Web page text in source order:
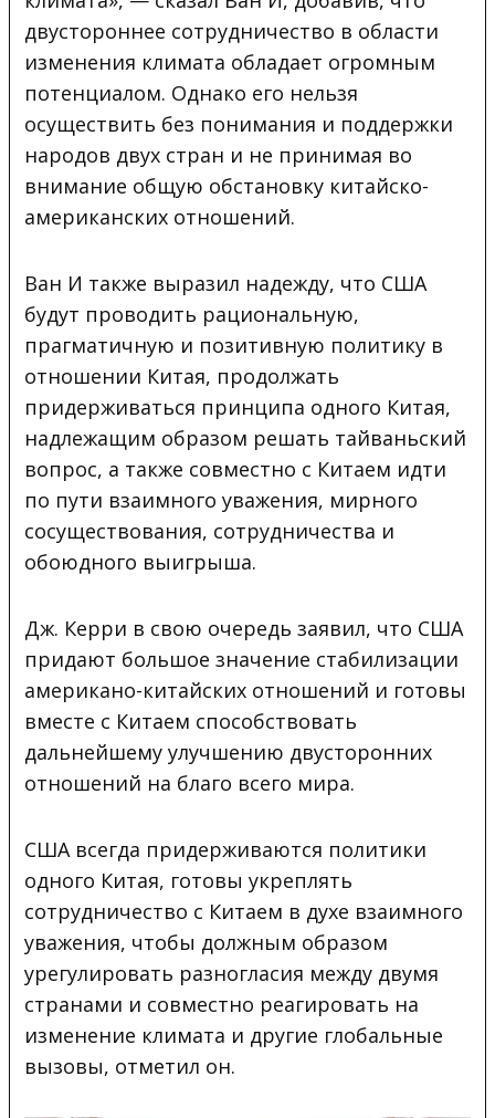
двустороннее сотрудничество в области
изменения климата обладает огромным
потенциалом. Однако его нельзя
осуществить без понимания и поддержки
народов двух стран и не принимая во
внимание общую обстановку китайско-
американских отношений.
Ван И также выразил надежду, что США
будут проводить рациональную,
прагматичную и позитивную политику в
отношении Китая, продолжать
придерживаться принципа одного Китая,
надлежащим образом решать тайваньский
вопрос, а также совместно с Китаем идти
по пути взаимного уважения, мирного
сосуществования, сотрудничества и
обоюдного выигрыша.
Дж. Керри в свою очередь заявил, что США
придают большое значение стабилизации
американо-китайских отношений и готовы
вместе с Китаем способствовать
дальнейшему улучшению двусторонних
отношений на благо всего мира.
США всегда придерживаются политики
одного Китая, готовы укреплять
сотрудничество с Китаем в духе взаимного
уважения, чтобы должным образом
урегулировать разногласия между двумя
странами и совместно реагировать на
изменение климата и другие глобальные
вызовы, отметил он.